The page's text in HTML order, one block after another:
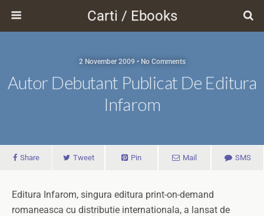
Carti / Ebooks
2 November 2009 • No Comments
Autor Debutant Publicat De Editura
Infarom
Share Tweet Pin Mail SMS
Editura Infarom, singura editura print-on-demand
romaneasca cu distributie internationala, a lansat de